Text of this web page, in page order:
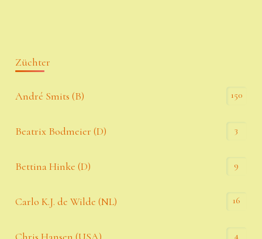
Züchter
André Smits (B) 150
Beatrix Bodmeier (D) 3
Bettina Hinke (D) 9
Carlo K.J. de Wilde (NL) 16
4